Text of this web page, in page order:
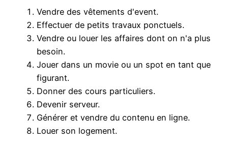
Vendre des vêtements d'event.
Effectuer de petits travaux ponctuels.
Vendre ou louer les affaires dont on n'a plus
besoin.
Jouer dans un movie ou un spot en tant que
figurant.
Donner des cours particuliers.
Devenir serveur.
Générer et vendre du contenu en ligne.
Louer son logement.